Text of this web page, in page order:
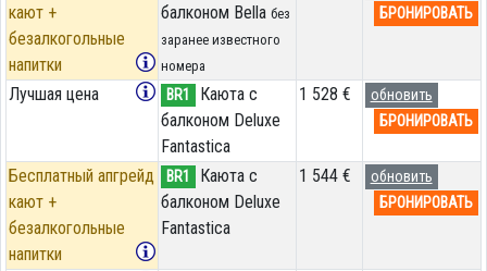
кают +
безалкогольные
напитки
балконом Bella без
заранее известного
номера
БРОНИРОВАТЬ
Лучшая цена BR1
Каюта с
балконом Deluxe
Fantastica
1 528 €
обновить
БРОНИРОВАТЬ
Бесплатный апгрейд
кают +
безалкогольные
напитки
BR1
Каюта с
балконом Deluxe
Fantastica
1 544 €
обновить
БРОНИРОВАТЬ